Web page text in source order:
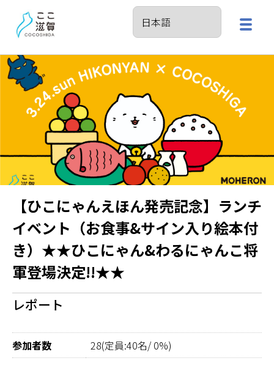
【ひこにゃんえほん発売記念】ランチ
イベント（お食事&サイン入り絵本付
き）★★ひこにゃん&わるにゃんこ将
軍登場決定!!★★
レポート
参加者数 28(定員:40名/ 0%)